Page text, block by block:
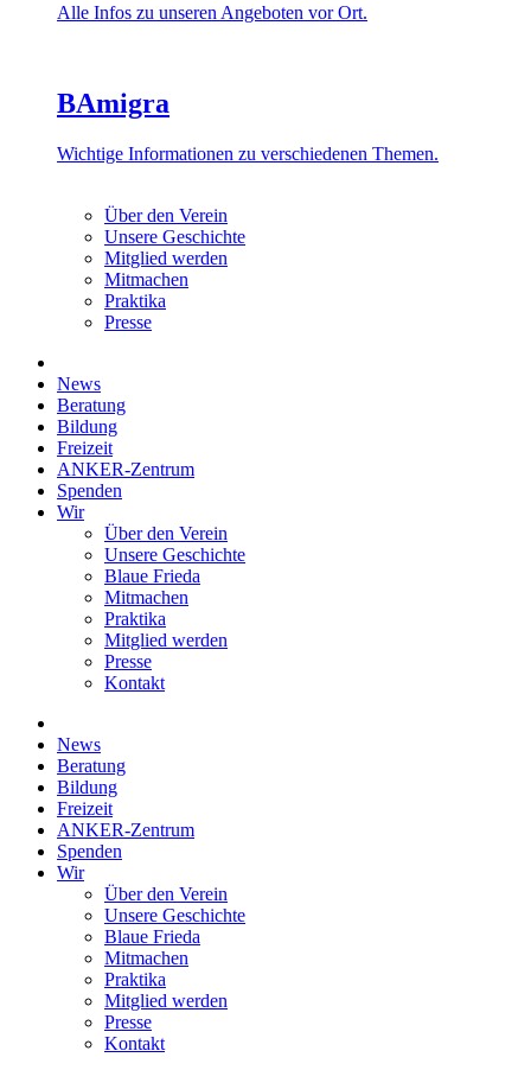
Alle Infos zu unseren Angeboten vor Ort.
BAmigra
Wichtige Informationen zu verschiedenen Themen.
Über den Verein
Unsere Geschichte
Mitglied werden
Mitmachen
Praktika
Presse
News
Beratung
Bildung
Freizeit
ANKER-Zentrum
Spenden
Wir
Über den Verein
Unsere Geschichte
Blaue Frieda
Mitmachen
Praktika
Mitglied werden
Presse
Kontakt
News
Beratung
Bildung
Freizeit
ANKER-Zentrum
Spenden
Wir
Über den Verein
Unsere Geschichte
Blaue Frieda
Mitmachen
Praktika
Mitglied werden
Presse
Kontakt